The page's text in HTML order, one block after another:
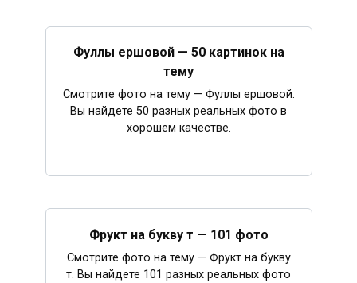
Фуллы ершовой — 50 картинок на
тему
Смотрите фото на тему — Фуллы ершовой.
Вы найдете 50 разных реальных фото в
хорошем качестве.
Фрукт на букву т — 101 фото
Смотрите фото на тему — Фрукт на букву
т. Вы найдете 101 разных реальных фото